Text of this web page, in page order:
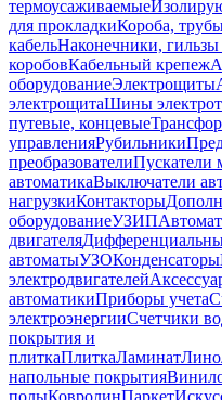
термоусаживаемые
для прокладкиКороба,
кабельНаконечники, гильзы
коробовКабельный крепеж
оборудованиеЭлектрощиты
электрощитаШины
путевые, концевые
управленияРубильники
преобразователиПускатели
автоматикаВыключатели
нагрузкиКонтакторы
оборудованиеУЗИП
двигателя
автоматыУЗОКонденсаторы
электродвигателей
автоматикиПриборы учета
электроэнергииСчетчики
покрытия и
плиткаПлиткаЛаминат
напольные покрытия
полыКовролинПаркет